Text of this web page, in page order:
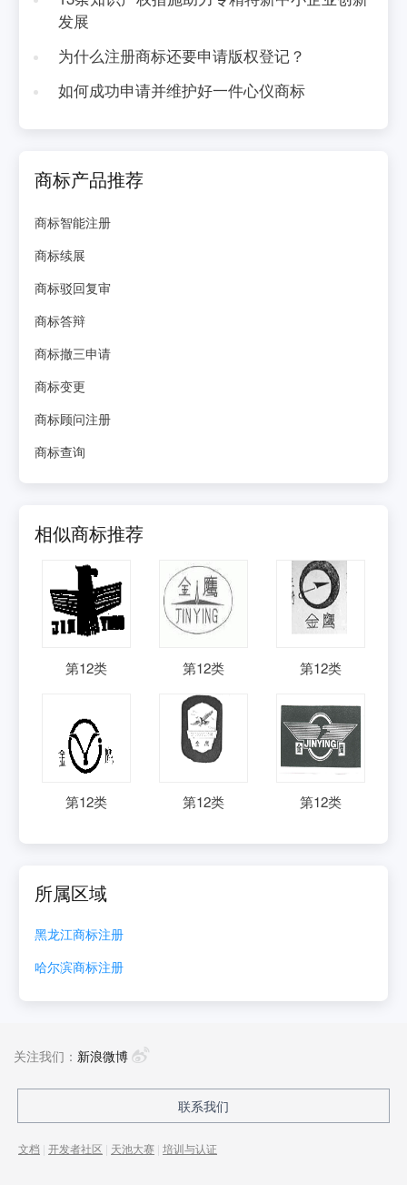
发展
为什么注册商标还要申请版权登记？
如何成功申请并维护好一件心仪商标
商标产品推荐
商标智能注册
商标续展
商标驳回复审
商标答辩
商标撤三申请
商标变更
商标顾问注册
商标查询
相似商标推荐
第12类 第12类 第12类
第12类 第12类 第12类
所属区域
黑龙江商标注册
哈尔滨商标注册